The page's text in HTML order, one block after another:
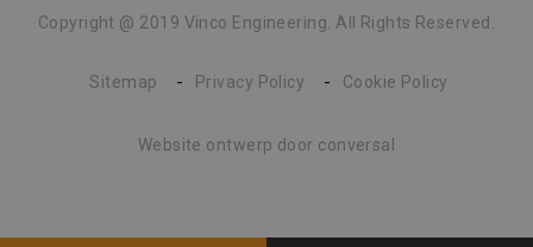
Copyright @ 2019 Vinco Engineering. All Rights Reserved.
Sitemap Privacy Policy Cookie Policy
Website ontwerp door conversal